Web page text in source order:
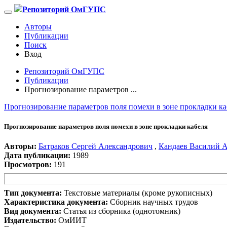
Репозиторий ОмГУПС
Авторы
Публикации
Поиск
Вход
Репозиторий ОмГУПС
Публикации
Прогнозирование параметров ...
Прогнозирование параметров поля помехи в зоне прокладки
Прогнозирование параметров поля помехи в зоне прокладки кабеля
Авторы: Батраков Сергей Александрович , Кандаев Василий
Дата публикации: 1989
Просмотров: 191
Тип документа: Текстовые материалы (кроме рукописных)
Характеристика документа: Сборник научных трудов
Вид документа: Статья из сборника (однотомник)
Издательство: ОмИИТ